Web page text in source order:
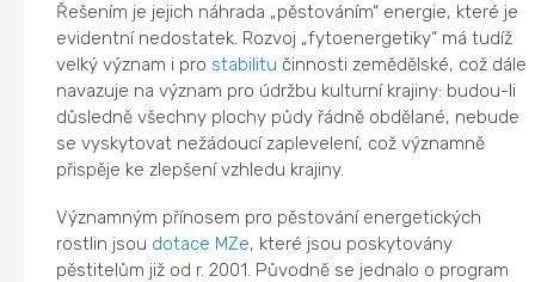
Řešením je jejich náhrada „pěstováním“ energie, které je
evidentní nedostatek. Rozvoj „fytoenergetiky“ má tudíž
velký význam i pro stabilitu činnosti zemědělské, což dále
navazuje na význam pro údržbu kulturní krajiny: budou-li
důsledně všechny plochy půdy řádně obdělané, nebude
se vyskytovat nežádoucí zaplevelení, což významně
přispěje ke zlepšení vzhledu krajiny.
Významným přínosem pro pěstování energetických
rostlin jsou dotace MZe, které jsou poskytovány
pěstitelům již od r. 2001. Původně se jednalo o program